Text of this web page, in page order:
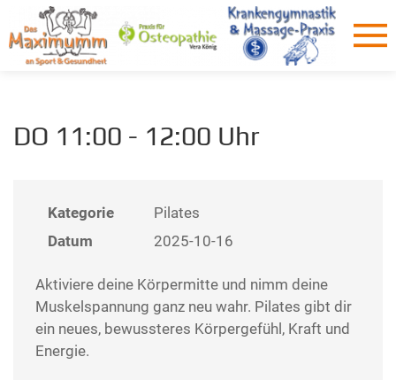
DO 11:00 - 12:00 Uhr
Kategorie
Pilates
Datum
2025-10-16
Aktiviere deine Körpermitte und nimm deine
Muskelspannung ganz neu wahr. Pilates gibt dir
ein neues, bewussteres Körpergefühl, Kraft und
Energie.